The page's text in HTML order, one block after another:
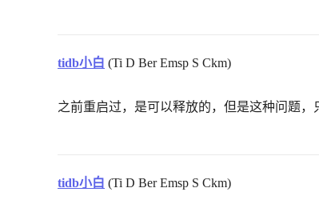
tidb小白 (Ti D Ber Emsp S Ckm)
之前重启过，是可以释放的，但是这种问题，
tidb小白 (Ti D Ber Emsp S Ckm)